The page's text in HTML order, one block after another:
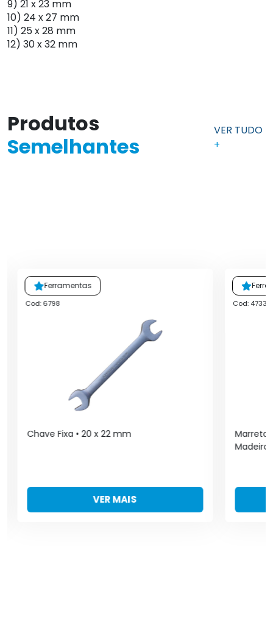
9) 21 x 23 mm
10) 24 x 27 mm
11) 25 x 28 mm
12) 30 x 32 mm
Produtos
Semelhantes
VER TUDO
+
Ferramentas
Cod: 6798
Chave Fixa • 20 x 22 mm
VER MAIS
Cod: 4733
Marreta
Madeira